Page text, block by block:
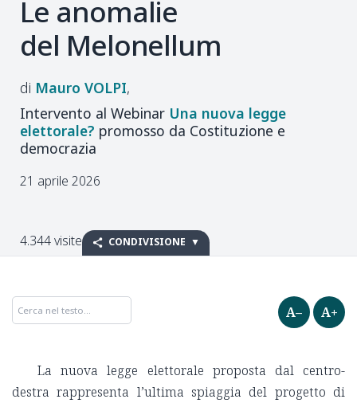
Le anomalie
del Melonellum
Mauro VOLPI
Intervento al Webinar Una nuova legge
elettorale? promosso da Costituzione e
democrazia
21 aprile 2026
4.344 visite CONDIVISIONE
A– A+
La nuova legge elettorale proposta dal centro-
destra rappresenta l’ultima spiaggia del progetto di